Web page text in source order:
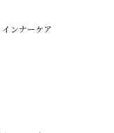
ンナーケア